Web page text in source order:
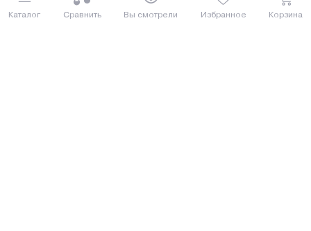
Каталог Сравнить Вы смотрели Избранное Корзина
09:00 - 20:00 ежедневно